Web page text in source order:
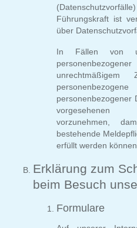
Führungskraft ist
über
In Fällen von
personenbezogener
vorgesehenen
vorzunehmen,
bestehende
erfüllt werden können.
Erklärung zum
beim Besuch
Formulare